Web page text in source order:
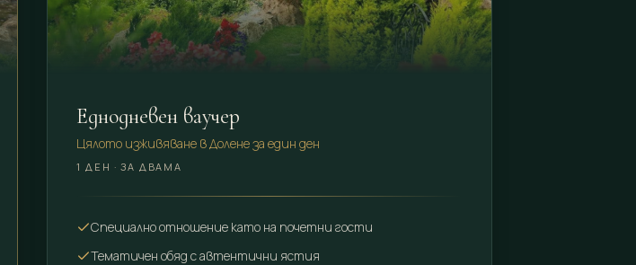
Еднодневен ваучер
Цялото изживяване в Долене за един ден
1 ДЕН · ЗА ДВАМА
Специално отношение като на почетни гости
Тематичен обяд с автентични ястия